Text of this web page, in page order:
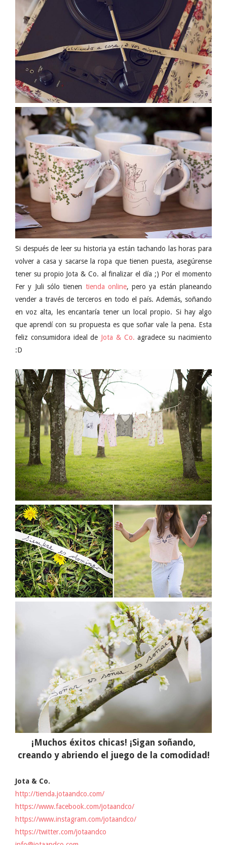
Si después de leer su historia ya están tachando las horas para
volver a casa y sacarse la ropa que tienen puesta, asegúrense
tener su propio Jota & Co. al finalizar el día ;) Por el momento
Fer y Juli sólo tienen tienda online, pero ya están planeando
vender a través de terceros en todo el país. Además, soñando
en voz alta, les encantaría tener un local propio. Si hay algo
que aprendí con su propuesta es que soñar vale la pena. Esta
feliz consumidora ideal de Jota & Co. agradece su nacimiento
:D
¡Muchos éxitos chicas! ¡Sigan soñando,
creando y abriendo el juego de la comodidad!
Jota & Co.
http://tienda.jotaandco.com/
https://www.facebook.com/jotaandco/
https://www.instagram.com/jotaandco/
https://twitter.com/jotaandco